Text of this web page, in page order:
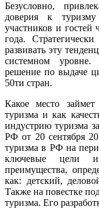
Безусловно,
доверия к
участников и
года.
развивать эту
системном уровне.
решение по выдаче
50ти стран.
Какое место
туризма и как
индустрию туризма
РФ от 20 сентября
туризма в РФ на
ключевые цели и
преимущества,
как: детский,
Также на повестке
туризма. Его